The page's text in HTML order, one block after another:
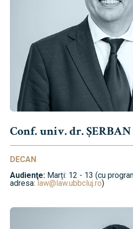
Conf. univ. dr.
DECAN
Audienţe: Marți: 12 - 13 (cu
adresa:law@law.ubbcluj.ro)